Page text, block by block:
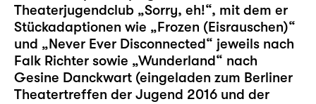
Theaterjugendclub „Sorry, eh!“, mit dem er
Stückadaptionen wie „Frozen (Eisrauschen)“
und „Never Ever Disconnected“ jeweils nach
Falk Richter sowie „Wunderland“ nach
Gesine Danckwart (eingeladen zum Berliner
Theatertreffen der Jugend 2016 und der